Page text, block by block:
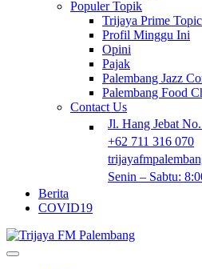
Populer Topik
Trijaya Prime Topic
Profil Minggu Ini
Opini
Pajak
Palembang Jazz
Palembang Food
Contact Us
Jl. Hang Jebat
+62 711 316 070
Senin – Sabtu:
Berita
COVID19